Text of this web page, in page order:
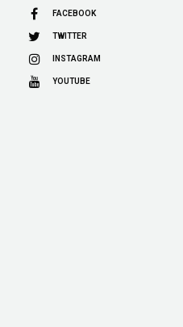
FACEBOOK
TWITTER
INSTAGRAM
YOUTUBE